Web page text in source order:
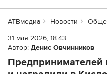
АТВмедиа Новости
31 мая 2026, 18:43
Автор: Денис Овчинников
Предпринимателей